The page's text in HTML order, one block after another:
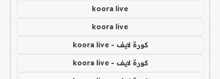
koora live
koora live
كورة لايف - koora live
كورة لايف - koora live